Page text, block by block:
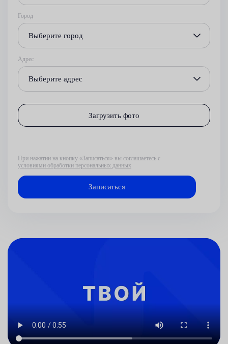
Город
Выберите город
Адрес
Выберите адрес
Загрузить фото
При нажатии на кнопку «Записаться» вы соглашаетесь с
условиями обработки персональных данных